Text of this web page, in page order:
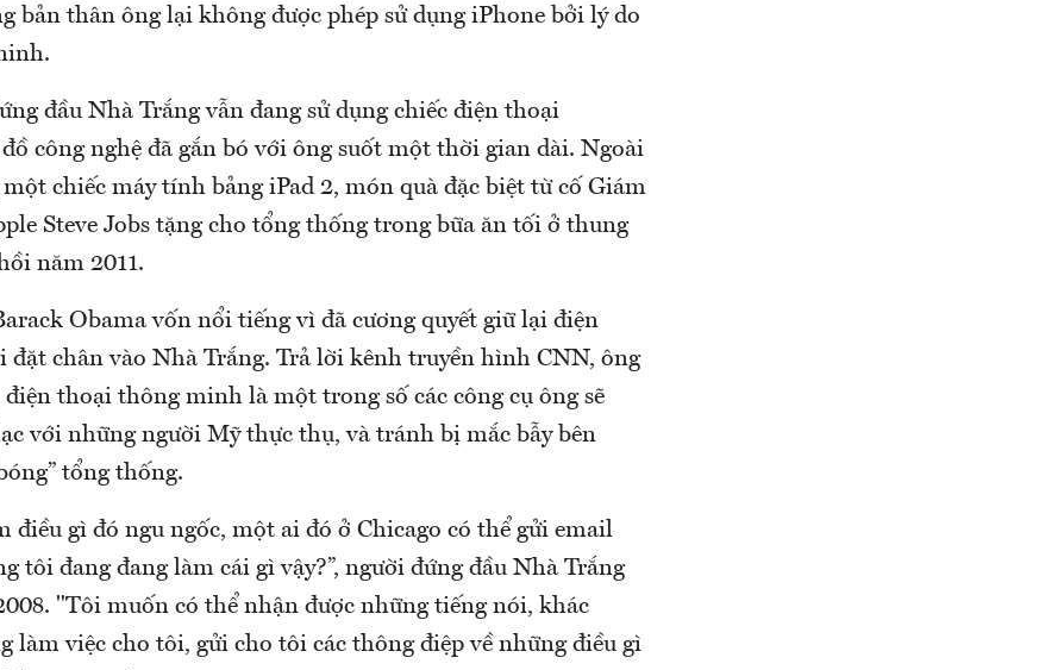
bản thân ông lại không được phép sử dụng iPhone bởi lý do
đầu Nhà Trắng vẫn đang sử dụng chiếc điện thoại
công nghệ đã gắn bó với ông suốt một thời gian dài. Ngoài
chiếc máy tính bảng iPad 2, món quà đặc biệt từ cố Giám
Steve Jobs tặng cho tổng thống trong bữa ăn tối ở thung
năm 2011.
Obama vốn nổi tiếng vì đã cương quyết giữ lại điện
đặt chân vào Nhà Trắng. Trả lời kênh truyền hình CNN, ông
thoại thông minh là một trong số các công cụ ông sẽ
với những người Mỹ thực thụ, và tránh bị mắc bẫy bên
tổng thống.
điều gì đó ngu ngốc, một ai đó ở Chicago có thể gửi email
tôi đang đang làm cái gì vậy?”, người đứng đầu Nhà Trắng
"Tôi muốn có thể nhận được những tiếng nói, khác
làm việc cho tôi, gửi cho tôi các thông điệp về những điều gì